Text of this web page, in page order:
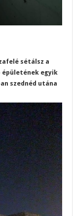
sétálsz a
egyik
szednéd utána